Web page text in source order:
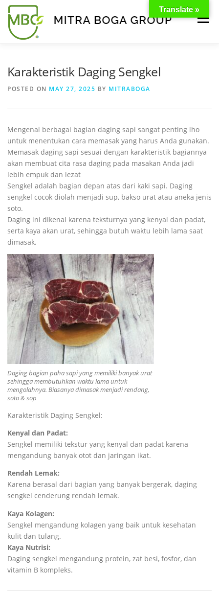
Menu
Karakteristik Daging Sengkel
POSTED ON MAY 27, 2025 BY MITRABOGA
Mengenal berbagai bagian daging sapi sangat penting lho
untuk menentukan cara memasak yang harus Anda gunakan.
Memasak daging sapi sesuai dengan karakteristik bagiannya
akan membuat cita rasa daging pada masakan Anda jadi
lebih empuk dan lezat
Sengkel adalah bagian depan atas dari kaki sapi. Daging
sengkel cocok diolah menjadi sup, bakso urat atau aneka jenis
soto.
Daging ini dikenal karena teksturnya yang kenyal dan padat,
serta kaya akan urat, sehingga butuh waktu lebih lama saat
dimasak.
Daging bagian paha sapi yang memiliki banyak urat
sehingga membutuhkan waktu lama untuk
mengolahnya. Biasanya dimasak menjadi rendang,
soto & sop
Karakteristik Daging Sengkel:
Kenyal dan Padat:
Sengkel memiliki tekstur yang kenyal dan padat karena
mengandung banyak otot dan jaringan ikat.
Rendah Lemak:
Karena berasal dari bagian yang banyak bergerak, daging
sengkel cenderung rendah lemak.
Kaya Kolagen:
Sengkel mengandung kolagen yang baik untuk kesehatan
kulit dan tulang.
Kaya Nutrisi:
Daging sengkel mengandung protein, zat besi, fosfor, dan
vitamin B kompleks.
Translate »